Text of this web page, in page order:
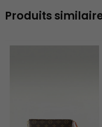
Produits